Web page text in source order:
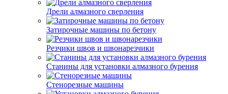
Дрели алмазного сверления
Затирочные машины по бетону
Резчики швов и швонарезчики
Станины для установки алмазного бурения
Стенорезные машины